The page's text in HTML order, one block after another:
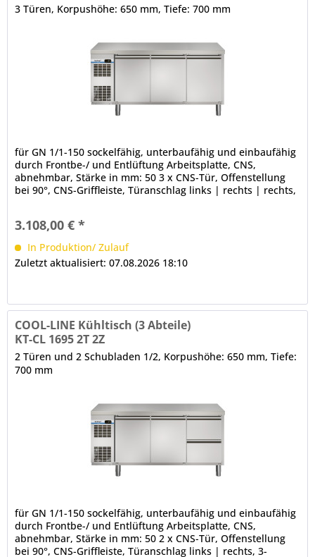
3 Türen, Korpushöhe: 650 mm, Tiefe: 700 mm
für GN 1/1-150 sockelfähig, unterbaufähig und einbaufähig
durch Frontbe-/ und Entlüftung Arbeitsplatte, CNS,
abnehmbar, Stärke in mm: 50 3 x CNS-Tür, Offenstellung
bei 90°, CNS-Griffleiste, Türanschlag links | rechts | rechts,
Frontblende) automatische Abtauung (auch manuell...
3.108,00 € *
In Produktion/ Zulauf
Zuletzt aktualisiert: 07.08.2026 18:10
COOL-LINE Kühltisch (3 Abteile)
KT-CL 1695 2T 2Z
2 Türen und 2 Schubladen 1/2, Korpushöhe: 650 mm, Tiefe:
700 mm
für GN 1/1-150 sockelfähig, unterbaufähig und einbaufähig
durch Frontbe-/ und Entlüftung Arbeitsplatte, CNS,
abnehmbar, Stärke in mm: 50 2 x CNS-Tür, Offenstellung
bei 90°, CNS-Griffleiste, Türanschlag links | rechts, 3-